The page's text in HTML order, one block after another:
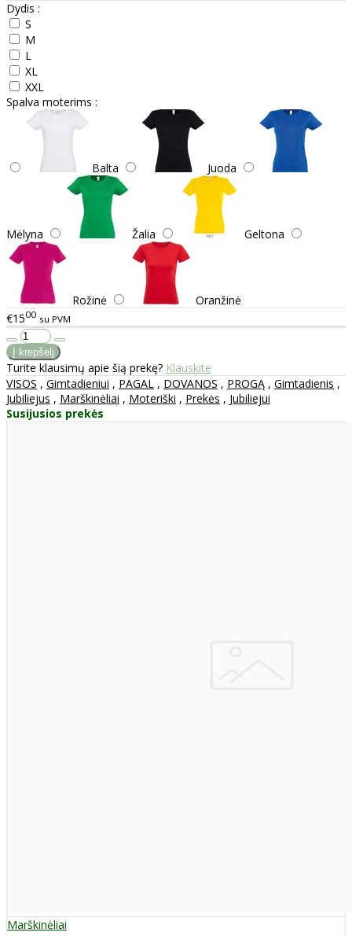
Dydis :
S
M
L
XL
XXL
Spalva moterims :
Balta Juoda
Mėlyna Žalia Geltona
Rožinė
Oranžinė
€1500 su PVM
Turite klausimų apie šią prekę? Klauskite
VISOS , Gimtadieniui , PAGAL , DOVANOS , PROGĄ , Gimtadienis ,
Jubiliejus , Marškinėliai , Moteriški , Prekės , Jubiliejui
Susijusios prekės
Marškinėliai